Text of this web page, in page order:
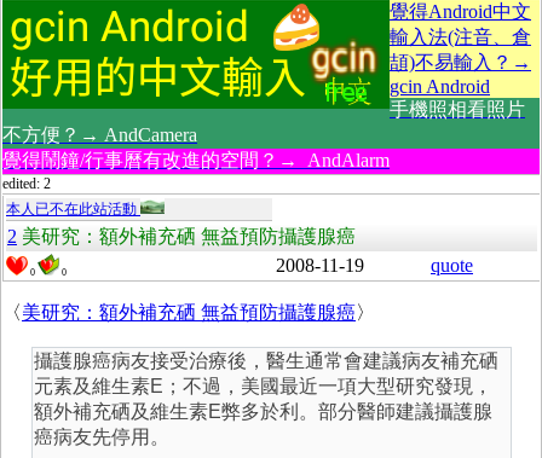
覺得Android中文
輸入法(注音、倉
頡)不易輸入？→
gcin Android
手機照相看照片
不方便？→ AndCamera
覺得鬧鐘/行事曆有改進的空間？→ AndAlarm
edited: 2
本人已不在此站活動
2 美研究：額外補充硒 無益預防攝護腺癌
0 0 2008-11-19 quote
〈美研究：額外補充硒 無益預防攝護腺癌〉
攝護腺癌病友接受治療後，醫生通常會建議病友補充硒
元素及維生素E；不過，美國最近一項大型研究發現，
額外補充硒及維生素E弊多於利。部分醫師建議攝護腺
癌病友先停用。